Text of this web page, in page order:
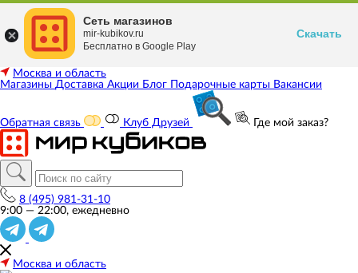
Москва и область
Магазины Доставка Акции Блог Подарочные карты Вакансии
Обратная связь Клуб Друзей Где мой заказ?
8 (495) 981-31-10
9:00 — 22:00, ежедневно
Москва и область
Сеть магазинов
mir-kubikov.ru
Бесплатно в Google Play
Скачать